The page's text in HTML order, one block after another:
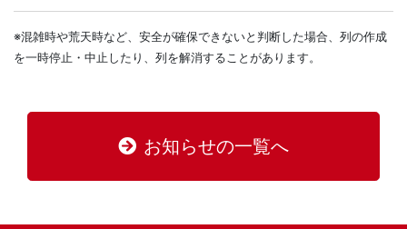
※混雑時や荒天時など、安全が確保できないと判断した場合、列の作成
を一時停止・中止したり、列を解消することがあります。
お知らせの一覧へ